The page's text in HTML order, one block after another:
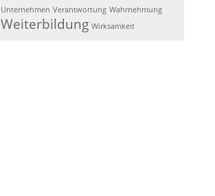
Unternehmen Verantwortung Wahrnehmung
Weiterbildung Wirksamkeit